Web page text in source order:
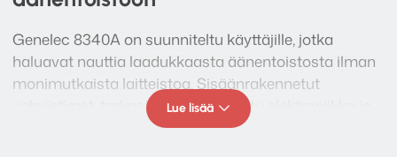
Genelec 8340A on suunniteltu käyttäjille, jotka
haluavat nauttia laadukkaasta äänentoistosta ilman
monimutkaista laitteistoa. Sisäänrakennetut
vahvistimet, tarkasti yhteensovitettu elektroniikka ja
Genelecin pitkä kokemus aktiivikaiuttimista tekevät
Lue lisää